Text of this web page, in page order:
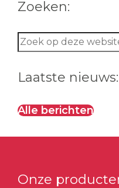
Zoeken:
Zoek
op
deze
Laatste nieuws:
Alle berichten
Onze